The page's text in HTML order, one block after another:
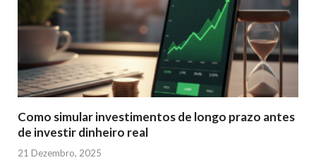
Como simular investimentos de longo prazo antes
de investir dinheiro real
21 Dezembro, 2025